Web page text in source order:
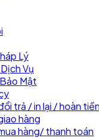
Lý
Vụ
Mật
trả / in lại / hoàn tiền
hàng
hàng/ thanh toán